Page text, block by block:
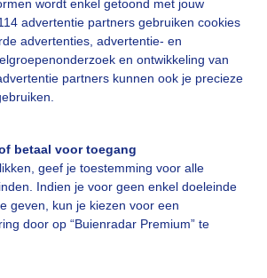
wordt enkel getoond met jouw
advertentie partners gebruiken cookies
advertenties, advertentie- en
en ontwikkeling van
partners kunnen ook je precieze
betaal voor toegang
geef je toestemming voor alle
Indien je voor geen enkel doeleinde
geven, kun je kiezen voor een
door op “Buienradar Premium” te